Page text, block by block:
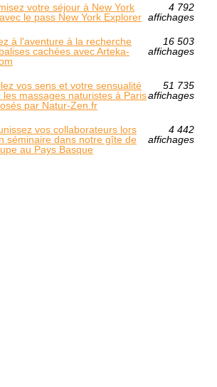
votre séjour à New York
le pass New York Explorer
4 792
affichages
à l'aventure à la recherche
cachées avec Arteka-
16 503
affichages
vos sens et votre sensualité
les massages naturistes à Paris
par Natur-Zen.fr
51 735
affichages
vos collaborateurs lors
séminaire dans notre gîte de
au Pays Basque
4 442
affichages